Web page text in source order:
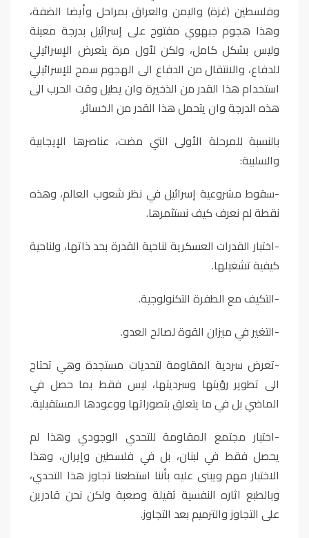
وفلسطين (غزة) واليمن والعراق بمراحل وأيضا الضفة،
وهذا هجوم جبهوي مفتوح على إسرائيل بدرجة معينة
وليس بشكل كامل، ولكن لأول مرة يتعرض الإسرائيلي
للدفاع، والانتقال من الدفاع الى الهجوم سمح للإسرائيلي
استخدام هذا القدر من الذخيرة وان يطيل وقت الحرب الى
هذه الدرجة وان يتحمل هذا القدر من الخسائر.
بالنسبة للمرحلة الأولى التي مضت، عناصرها الإيجابية
والسلبية:
-سقوط مشروعية إسرائيل في نظر شعوب العالم، وهذه
نقطة لم نعرف كيف نستثمرها.
-اختبار القدرات العسكرية لناحية القدرة بحد ذاتها، ولناحية
كيفية تشغيلها.
-التكيف مع الطفرة التكنولوجية.
-التغير في ميزان القوة لصالح العدو.
-تعرض سردية المقاومة لتحديات مستجدة وهي تحتاج
الى تطوير رؤيتها وسرديتها، ليس فقط بما حصل في
الماضي بل في ما يتعلق بتصوراتها ووعودها المستقبلية.
-اختبار مجتمع المقاومة للتحدي الوجودي وهذا لم
يحصل فقط في لبنان، بل في فلسطين وإيران، وهذا
الاختبار مهم ويبنى عليه بأننا استطعنا تجاوز هذا التحدي،
وبالطبع اثاره النفسية ثقيلة وصعبة ولكن نحن قادرين
على التجاوز والترميم بعد التجاوز.